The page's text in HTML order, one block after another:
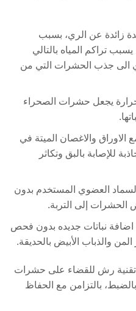
زائدة عن الري، بسبب
تراكم المياه بالتالي
الى جذب الحشرات التي من
يجعل حشرات الصحراء
الاوراق والاغصان الميتة في
للإصابة بالبق وتكاثر
العضوي المستخدم بدون
الحشرات إلى التربة.
اضافة نباتات جديده بدون فحص
والذباب الأبيض بالحديقة.
رش للقضاء على حشرات
بالتزامن مع الحفاظ